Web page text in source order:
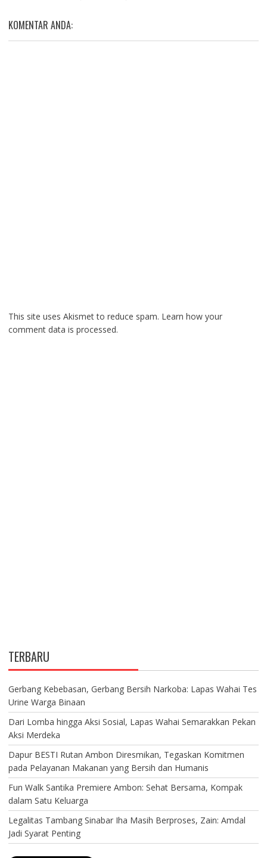
KOMENTAR ANDA:
This site uses Akismet to reduce spam. Learn how your
comment data is processed.
TERBARU
Gerbang Kebebasan, Gerbang Bersih Narkoba: Lapas Wahai Tes
Urine Warga Binaan
Dari Lomba hingga Aksi Sosial, Lapas Wahai Semarakkan Pekan
Aksi Merdeka
Dapur BESTI Rutan Ambon Diresmikan, Tegaskan Komitmen
pada Pelayanan Makanan yang Bersih dan Humanis
Fun Walk Santika Premiere Ambon: Sehat Bersama, Kompak
dalam Satu Keluarga
Legalitas Tambang Sinabar Iha Masih Berproses, Zain: Amdal
Jadi Syarat Penting